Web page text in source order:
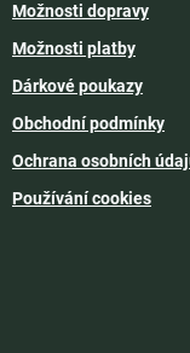
Možnosti dopravy
Možnosti platby
Dárkové poukazy
Obchodní podmínky
Ochrana osobních
Používání cookies